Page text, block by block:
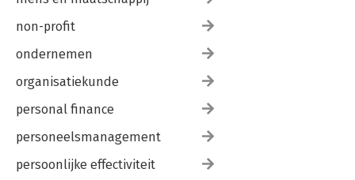
non-profit
ondernemen
organisatiekunde
personal finance
personeelsmanagement
persoonlijke effectiviteit